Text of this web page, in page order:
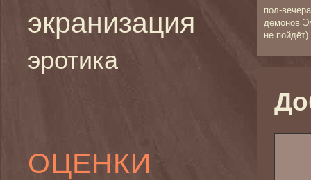
экранизация
эротика
ОЦЕНКИ
пол-
демонов
не